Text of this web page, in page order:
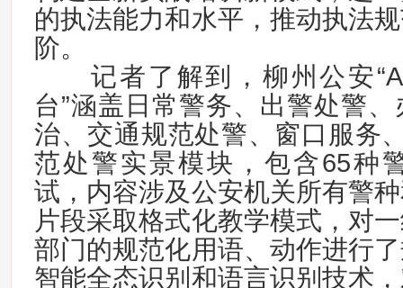
的执法能力和水平，推动执法
阶。
记者了解到，柳州公安
台”涵盖日常警务、出警处警
治、交通规范处警、窗口服务
范处警实景模块，包含65种
试，内容涉及公安机关所有警
片段采取格式化教学模式，对
部门的规范化用语、动作进行
智能全态识别和语言识别技术